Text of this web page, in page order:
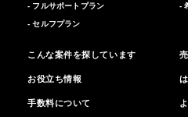
- フルサポートプラン
- セルフプラン
-
こんな案件を探しています
お役立ち情報
手数料について